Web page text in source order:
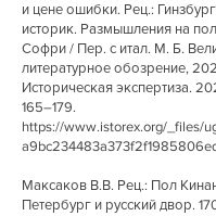
и цене ошибки. Рец.:
историк. Размышления на
Софри / Пер. с итал. М. Б.
литературное обозрение,
Историческая экспертиза.
165–179.
https://www.istorex.org/_files/
Максаков В.В. Рец.: Пол
Петербург и русский двор.